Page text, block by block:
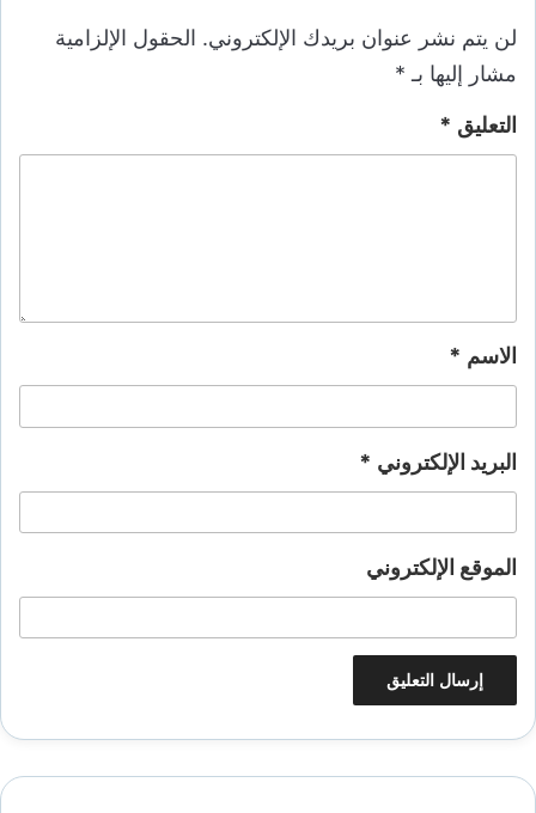
لن يتم نشر عنوان بريدك الإلكتروني. الحقول الإلزامية
مشار إليها بـ *
التعليق *
الاسم *
البريد الإلكتروني *
الموقع الإلكتروني